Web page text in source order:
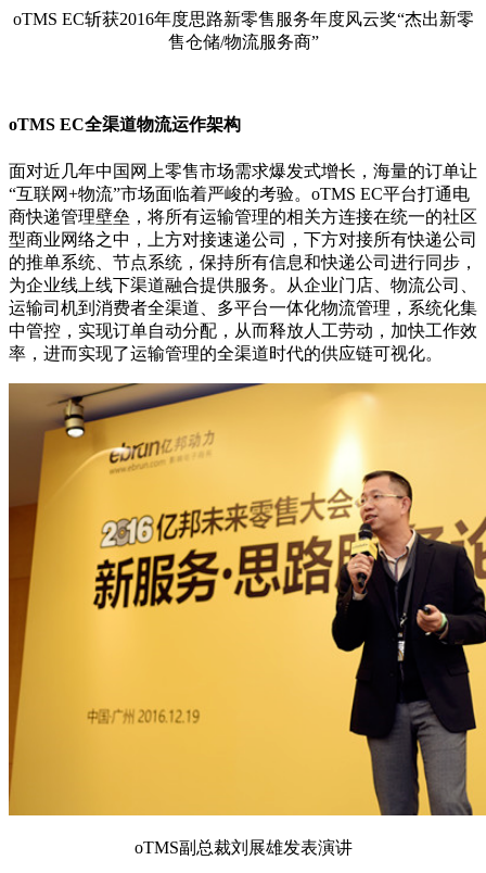
oTMS EC斩获2016年度思路新零售服务年度风云奖“杰出新零
售仓储/物流服务商”
oTMS EC全渠道物流运作架构
面对近几年中国网上零售市场需求爆发式增长，海量的订单让
“互联网+物流”市场面临着严峻的考验。oTMS EC平台打通电
商快递管理壁垒，将所有运输管理的相关方连接在统一的社区
型商业网络之中，上方对接速递公司，下方对接所有快递公司
的推单系统、节点系统，保持所有信息和快递公司进行同步，
为企业线上线下渠道融合提供服务。从企业门店、物流公司、
运输司机到消费者全渠道、多平台一体化物流管理，系统化集
中管控，实现订单自动分配，从而释放人工劳动，加快工作效
率，进而实现了运输管理的全渠道时代的供应链可视化。
oTMS副总裁刘展雄发表演讲